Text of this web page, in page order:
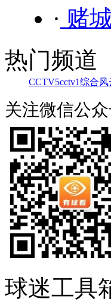
· 赌
热门频道
CCTV5cctv1综合
关注微信公
球迷工具